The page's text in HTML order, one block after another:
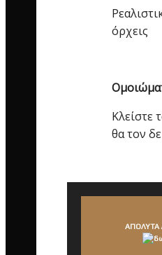
όρχεις
Κλείστε
θα τον
ΑΠΟΛΥΤΑ